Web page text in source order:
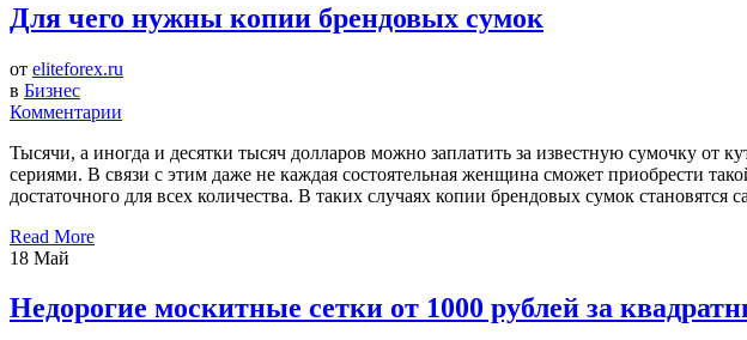
Для чего нужны копии брендовых сумок
от eliteforex.ru
в Бизнес
Комментарии
Тысячи, а иногда и десятки тысяч долларов можно заплатить за известную сумочку
сериями. В связи с этим даже не каждая состоятельная женщина сможет приобрести
достаточного для всех количества. В таких случаях копии брендовых сумок
Read More
18 Май
Недорогие москитные сетки от 1000 рублей за